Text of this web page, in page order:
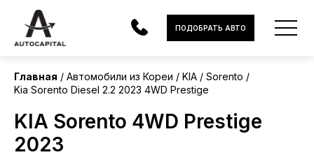
АВТОМОБИЛИ
ЭЛЕКТРОМОБИЛИ
В НАЛИЧИИ
ПОДОБРАТЬ АВТО
Главная Автомобили из Кореи KIA
Sorento
Kia Sorento Diesel 2.2 2023 4WD Prestige
KIA Sorento 4WD Prestige
2023
Корея